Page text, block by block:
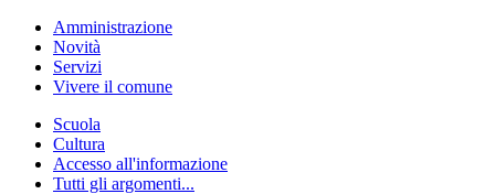
Amministrazione
Novità
Servizi
Vivere il comune
Scuola
Cultura
Accesso all'informazione
Tutti gli argomenti...